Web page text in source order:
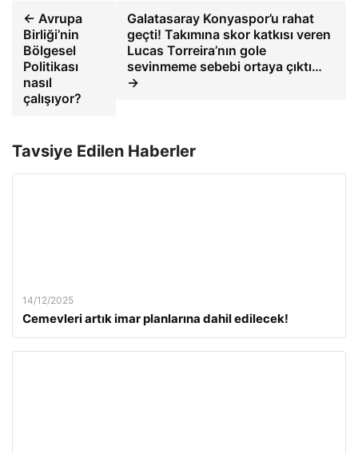
← Avrupa
Birliği’nin
Bölgesel
Politikası
nasıl
çalışıyor?
Galatasaray Konyaspor’u rahat
geçti! Takımına skor katkısı veren
Lucas Torreira’nın gole
sevinmeme sebebi ortaya çıktı…
→
Tavsiye Edilen Haberler
14/12/2025
Cemevleri artık imar planlarına dahil edilecek!